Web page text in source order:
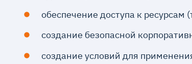
обеспечение доступа к
создание безопасной
создание условий для